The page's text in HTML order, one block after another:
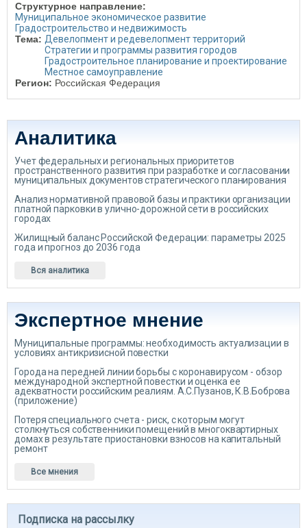
Структурное направление:
Муниципальное экономическое развитие
Градостроительство и недвижимость
Тема: Девелопмент и редевелопмент территорий
Стратегии и программы развития городов
Градостроительное планирование и проектирование
Местное самоуправление
Регион: Российская Федерация
Аналитика
Учет федеральных и региональных приоритетов
пространственного развития при разработке и согласовании
муниципальных документов стратегического планирования
Анализ нормативной правовой базы и практики организации
платной парковки в улично-дорожной сети в российских
городах
Жилищный баланс Российской Федерации: параметры 2025
года и прогноз до 2036 года
Вся аналитика
Экспертное мнение
Муниципальные программы: необходимость актуализации в
условиях антикризисной повестки
Города на передней линии борьбы с коронавирусом - обзор
международной экспертной повестки и оценка ее
адекватности российским реалиям. А.С.Пузанов, К.В.Боброва
(приложение)
Потеря специального счета - риск, с которым могут
столкнуться собственники помещений в многоквартирных
домах в результате приостановки взносов на капитальный
ремонт
Все мнения
Подписка на рассылку